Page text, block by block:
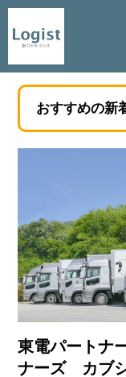
おすすめの新
東電パートナ
ナーズ カブ